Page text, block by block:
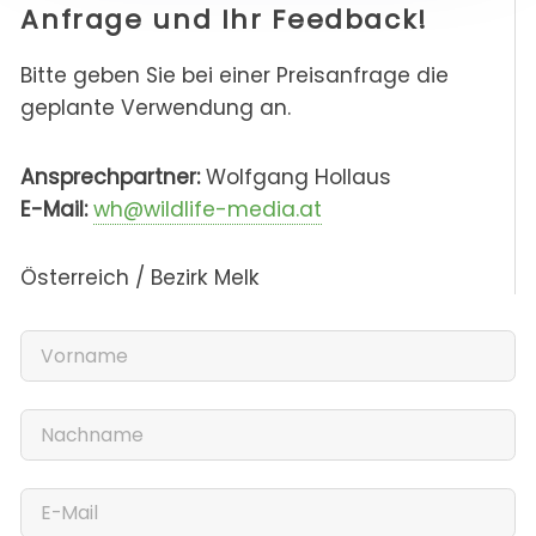
Anfrage und Ihr Feedback!
Bitte geben Sie bei einer Preisanfrage die
geplante Verwendung an.
Ansprechpartner:Wolfgang Hollaus
E-Mail: wh@wildlife-media.at
Österreich / Bezirk Melk